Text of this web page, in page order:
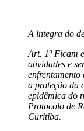
A íntegra do
Art. 1º Ficam
atividades e
a proteção da
epidêmica do
Protocolo de
Curitiba.